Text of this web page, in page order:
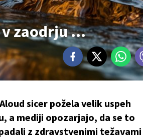
zaodrju ...
sicer požela velik uspeh
a mediji opozarjajo, da se to
z zdravstvenimi težavami